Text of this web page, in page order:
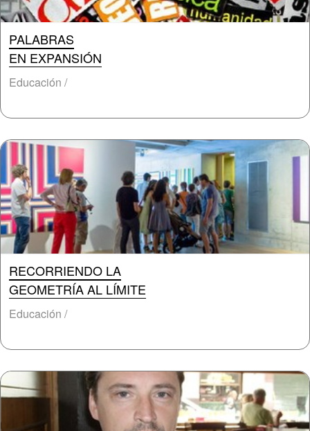
PALABRAS
EN EXPANSIÓN
Educación /
RECORRIENDO LA
GEOMETRÍA AL LÍMITE
Educación /